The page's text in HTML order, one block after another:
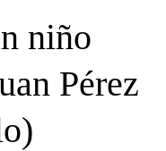
niño
Pérez